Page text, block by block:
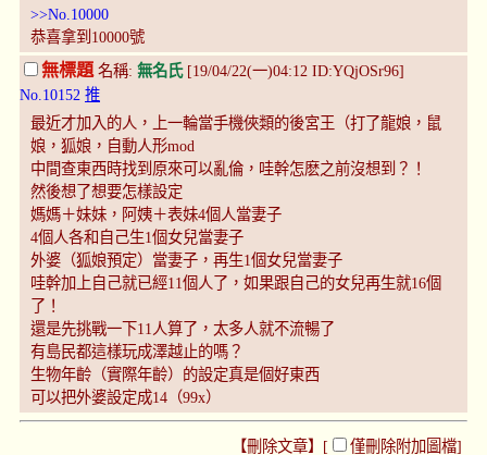
>>No.10000
恭喜拿到10000號
無標題 名稱: 無名氏[19/04/22(一)04:12 ID:YQjOSr96]
No.10152 推
最近才加入的人，上一輪當手機俠類的後宮王（打了龍娘，鼠
娘，狐娘，自動人形mod
中間查東西時找到原來可以亂倫，哇幹怎麽之前沒想到？！
然後想了想要怎樣設定
媽媽＋妹妹，阿姨＋表妹4個人當妻子
4個人各和自己生1個女兒當妻子
外婆（狐娘預定）當妻子，再生1個女兒當妻子
哇幹加上自己就已經11個人了，如果跟自己的女兒再生就16個
了！
還是先挑戰一下11人算了，太多人就不流暢了
有島民都這樣玩成澤越止的嗎？
生物年齡（實際年齡）的設定真是個好東西
可以把外婆設定成14（99x）
【刪除文章】[ 僅刪除附加圖檔]